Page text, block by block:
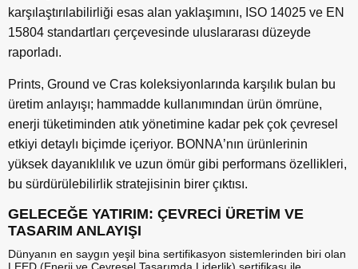
karşılaştırılabilirliği esas alan yaklaşımını, ISO 14025 ve EN
15804 standartları çerçevesinde uluslararası düzeyde
raporladı.
Prints, Ground ve Cras koleksiyonlarında karşılık bulan bu
üretim anlayışı; hammadde kullanımından ürün ömrüne,
enerji tüketiminden atık yönetimine kadar pek çok çevresel
etkiyi detaylı biçimde içeriyor. BONNA’nın ürünlerinin
yüksek dayanıklılık ve uzun ömür gibi performans özellikleri,
bu sürdürülebilirlik stratejisinin birer çıktısı.
GELECEĞE YATIRIM: ÇEVRECİ ÜRETİM VE
TASARIM ANLAYIŞI
Dünyanın en saygın yeşil bina sertifikasyon sistemlerinden biri olan
LEED (Enerji ve Çevresel Tasarımda Liderlik) sertifikası ile